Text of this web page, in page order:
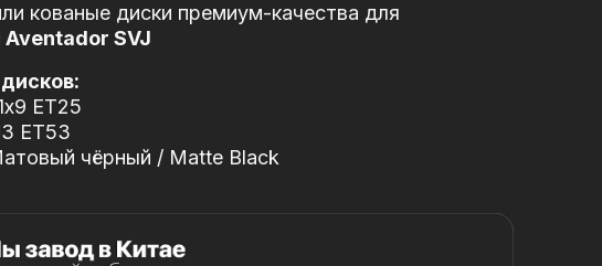
кованые диски премиум-качества для
SVJ
ET25
ET53
чёрный / Matte Black